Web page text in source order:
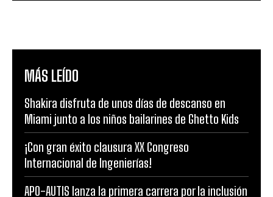
MÁS LEÍDO
Shakira disfruta de unos días de descanso en
Miami junto a los niños bailarines de Ghetto Kids
¡Con gran éxito clausura XX Congreso
Internacional de Ingenierías!
APO-AUTIS lanza la primera carrera por la inclusión